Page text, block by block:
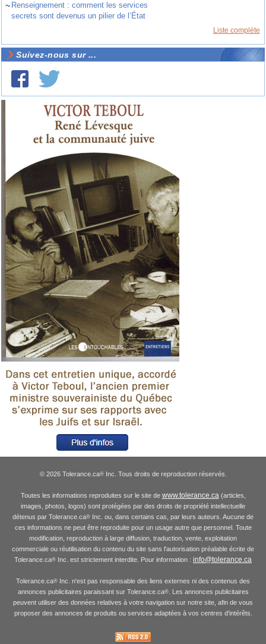
~ Renseignement : comment les services
secrets sont devenus un pilier de l’État
Liste complète
Suivez-nous sur ...
© 2026 Tolerance.ca®Inc. Tous droits de reproduction réservés.
Toutes les informations reproduites sur le site de www.tolerance.ca(articles,
images, photos, logos) sont protégées par des droits de propriété intellectuelle
détenus par Tolerance.ca® Inc. ou, dans certains cas, par leurs auteurs. Aucune de
ces informations ne peut être reproduite pour un usage autre que personnel. Toute
modification, reproduction à large diffusion, traduction, vente, exploitation
commerciale ou réutilisation du contenu du site sans l'autorisation préalable écrite de
Tolerance.ca® Inc. est strictement interdite. Pour information : info@tolerance.ca
Tolerance.ca® Inc. n'est pas responsable des liens externes ni des contenus des
annonces publicitaires paraissant sur Tolerance.ca®. Les annonces publicitaires
peuvent utiliser des données relatives à votre navigation sur notre site, afin de vous
proposer des annonces de produits ou services adaptées à vos centres d'intérêts.